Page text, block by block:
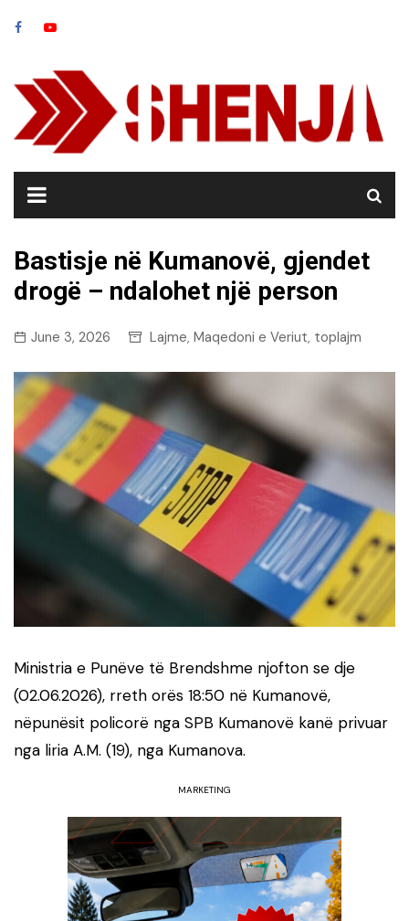
Bastisje në Kumanovë, gjendet
drogë – ndalohet një person
June 3, 2026 Lajme, Maqedoni e Veriut, toplajm
Ministria e Punëve të Brendshme njofton se dje
(02.06.2026), rreth orës 18:50 në Kumanovë,
nëpunësit policorë nga SPB Kumanovë kanë privuar
nga liria A.M. (19), nga Kumanova.
MARKETING